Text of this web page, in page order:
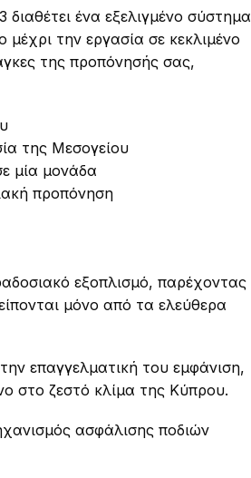
ένα εξελιγμένο σύστημα
την εργασία σε κεκλιμένο
της προπόνησής σας,
της Μεσογείου
μία μονάδα
προπόνηση
εξοπλισμό, παρέχοντας
μόνο από τα ελεύθερα
επαγγελματική του εμφάνιση,
στο ζεστό κλίμα της Κύπρου.
ασφάλισης ποδιών